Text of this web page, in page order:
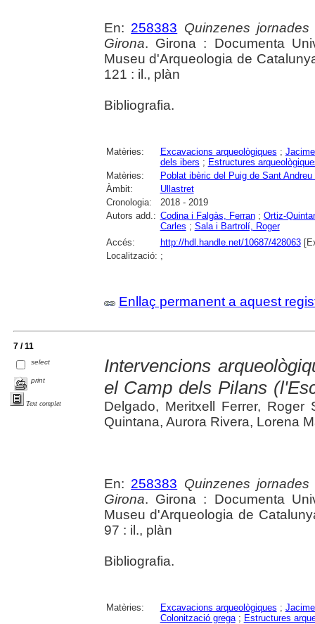
En: 258383 Quinzenes
Girona. Girona : Documenta
Museu d'Arqueologia de
121 : il., plàn
Bibliografia.
Matèries: Excavacions arqueològiques ;
dels ibers ; Estructures
Matèries:
Poblat ibèric del Puig de Sant Andreu
Àmbit:
Ullastret
Cronologia:
2018 - 2019
Autors add.: Codina i Falgàs, Ferran; Ortiz-
Carles ; Sala i Bartrolí, Roger
Accés:
http://hdl.handle.net/10687/428063
Localització: ;
Enllaç permanent a aquest
7 / 11
select
print
Text complet
Intervencions
el Camp dels Pilans
Delgado, Meritxell Ferrer,
Quintana, Aurora Rivera, Lorena
En: 258383 Quinzenes
Girona. Girona : Documenta
Museu d'Arqueologia de
97 : il., plàn
Bibliografia.
Matèries: Excavacions arqueològiques ;
Colonització grega; Estructures